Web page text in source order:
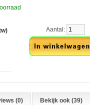
Aantal:
(0) Bekijk ook (39)